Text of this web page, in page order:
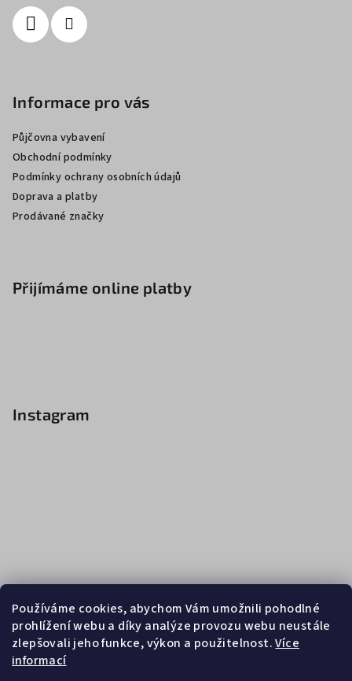
Používáme cookies, abychom Vám umožnili pohodlné
prohlížení webu a díky analýze provozu webu neustále
zlepšovali jeho funkce, výkon a použitelnost.Více
informací
Informace pro vás
Půjčovna vybavení
Obchodní podmínky
Podmínky ochrany osobních údajů
Doprava a platby
Prodávané značky
Přijímáme online platby
Instagram